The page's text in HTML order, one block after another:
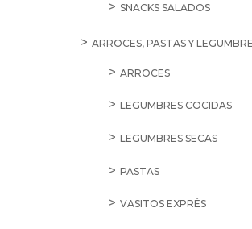
SNACKS SALADOS
ARROCES, PASTAS Y
ARROCES
LEGUMBRES COCIDAS
LEGUMBRES SECAS
PASTAS
VASITOS EXPRÉS